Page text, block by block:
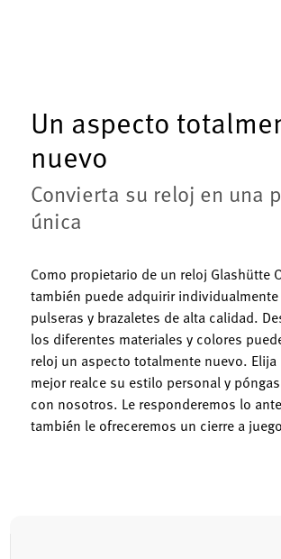
Un aspecto
nuevo
Convierta su reloj en una
única
Como propietario de un reloj Glashütte
también puede adquirir
pulseras y brazaletes de alta calidad.
los diferentes materiales y colores
reloj un aspecto totalmente nuevo.
mejor realce su estilo personal y
con nosotros. Le responderemos lo
también le ofreceremos un cierre a